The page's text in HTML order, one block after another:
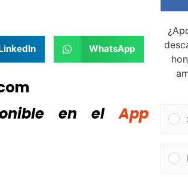
WhatsApp
en el
App